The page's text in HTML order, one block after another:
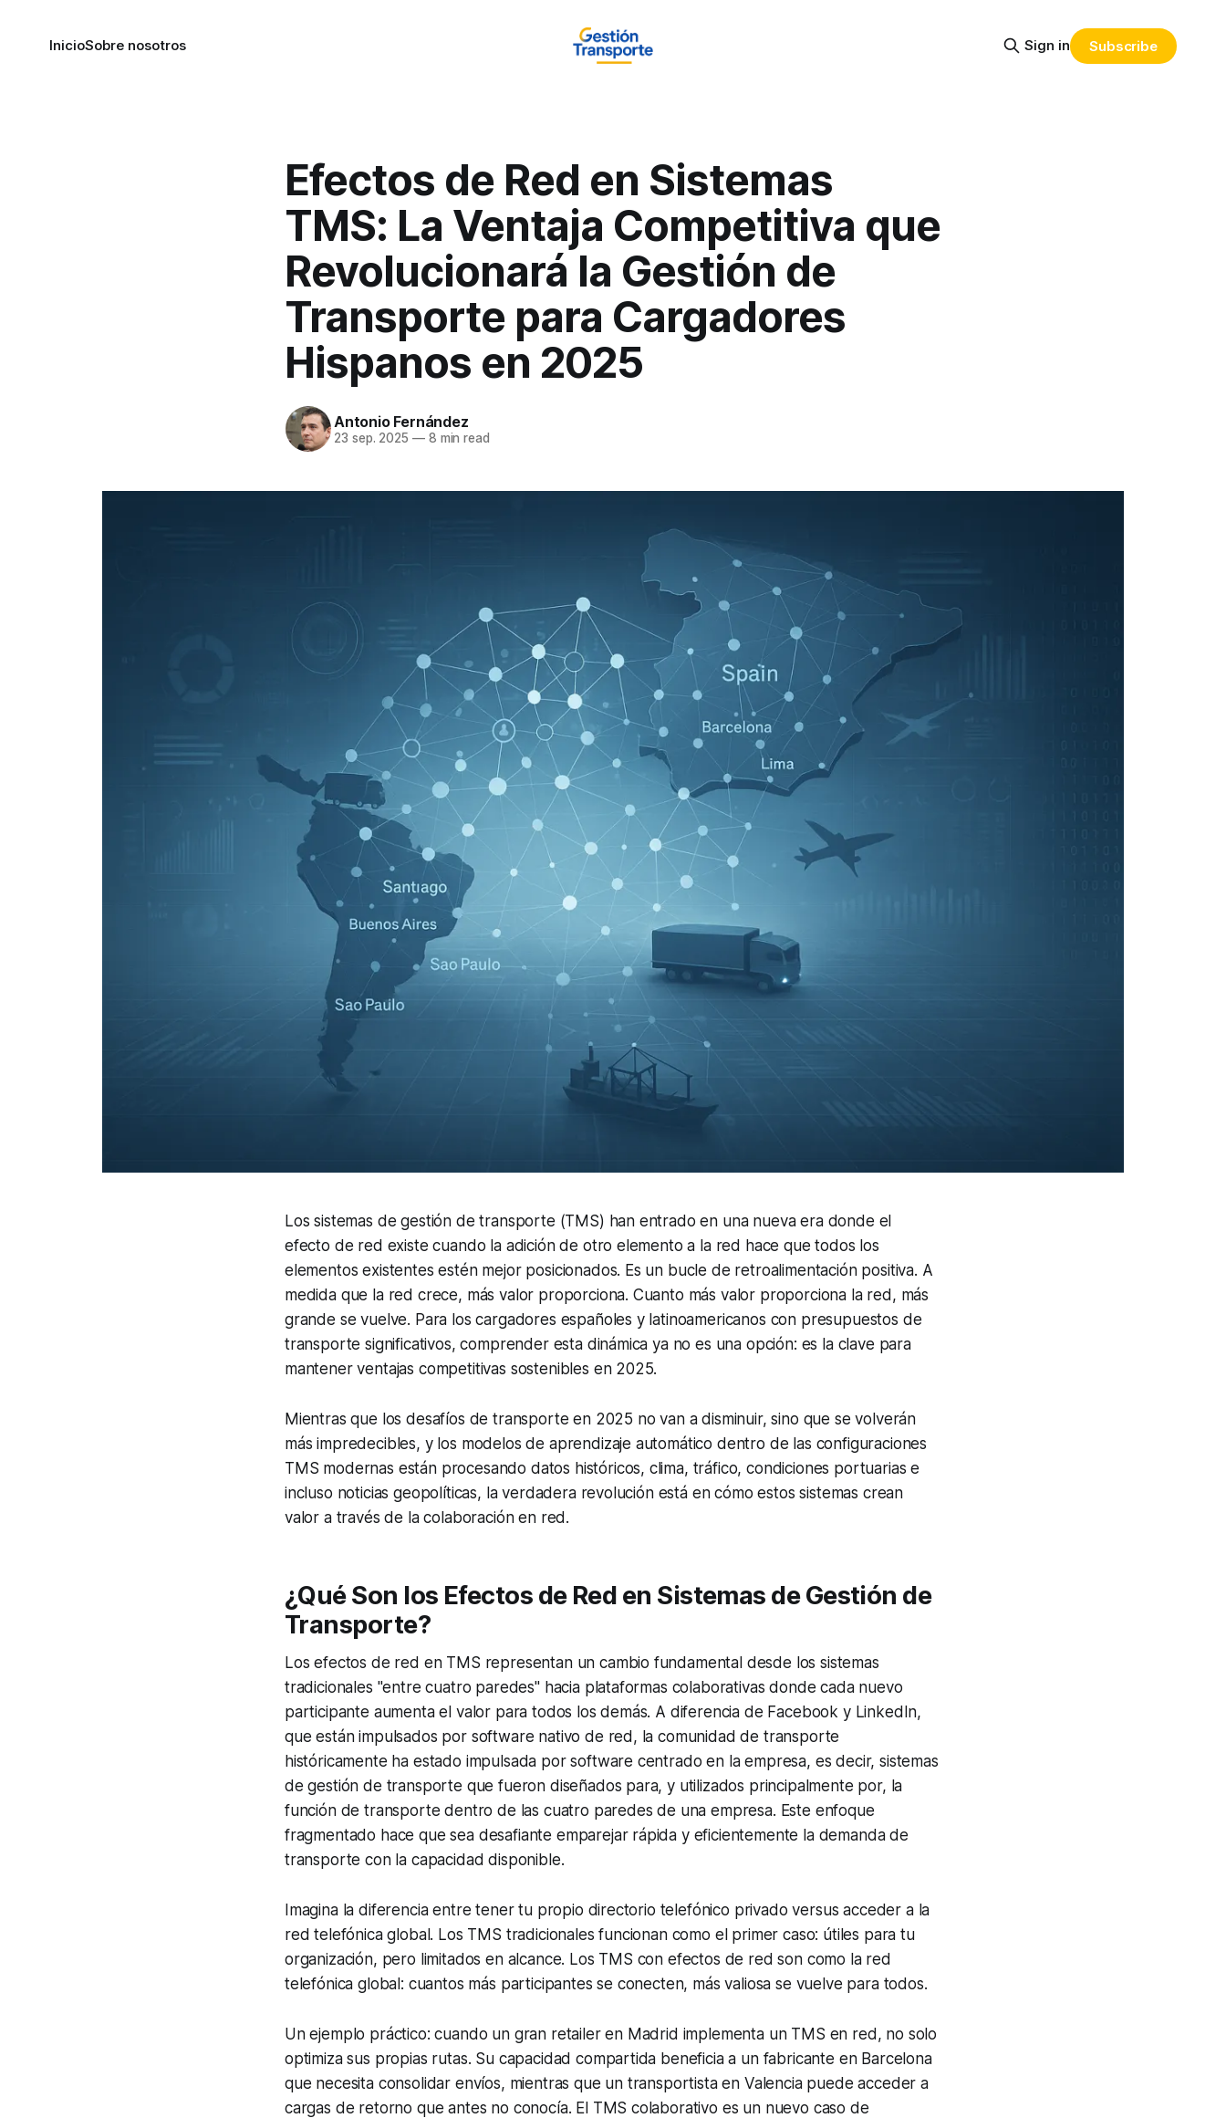
InicioSobre nosotros Sign in Subscribe
Efectos de Red en Sistemas
TMS: La Ventaja Competitiva que
Revolucionará la Gestión de
Transporte para Cargadores
Hispanos en 2025
Antonio Fernández
23 sep. 2025 —8 min read
Los sistemas de gestión de transporte (TMS) han entrado en una nueva era donde el
efecto de red existe cuando la adición de otro elemento a la red hace que todos los
elementos existentes estén mejor posicionados. Es un bucle de retroalimentación positiva. A
medida que la red crece, más valor proporciona. Cuanto más valor proporciona la red, más
grande se vuelve. Para los cargadores españoles y latinoamericanos con presupuestos de
transporte significativos, comprender esta dinámica ya no es una opción: es la clave para
mantener ventajas competitivas sostenibles en 2025.
Mientras que los desafíos de transporte en 2025 no van a disminuir, sino que se volverán
más impredecibles, y los modelos de aprendizaje automático dentro de las configuraciones
TMS modernas están procesando datos históricos, clima, tráfico, condiciones portuarias e
incluso noticias geopolíticas, la verdadera revolución está en cómo estos sistemas crean
valor a través de la colaboración en red.
¿Qué Son los Efectos de Red en Sistemas de Gestión de
Transporte?
Los efectos de red en TMS representan un cambio fundamental desde los sistemas
tradicionales "entre cuatro paredes" hacia plataformas colaborativas donde cada nuevo
participante aumenta el valor para todos los demás. A diferencia de Facebook y LinkedIn,
que están impulsados por software nativo de red, la comunidad de transporte
históricamente ha estado impulsada por software centrado en la empresa, es decir, sistemas
de gestión de transporte que fueron diseñados para, y utilizados principalmente por, la
función de transporte dentro de las cuatro paredes de una empresa. Este enfoque
fragmentado hace que sea desafiante emparejar rápida y eficientemente la demanda de
transporte con la capacidad disponible.
Imagina la diferencia entre tener tu propio directorio telefónico privado versus acceder a la
red telefónica global. Los TMS tradicionales funcionan como el primer caso: útiles para tu
organización, pero limitados en alcance. Los TMS con efectos de red son como la red
telefónica global: cuantos más participantes se conecten, más valiosa se vuelve para todos.
Un ejemplo práctico: cuando un gran retailer en Madrid implementa un TMS en red, no solo
optimiza sus propias rutas. Su capacidad compartida beneficia a un fabricante en Barcelona
que necesita consolidar envíos, mientras que un transportista en Valencia puede acceder a
cargas de retorno que antes no conocía. El TMS colaborativo es un nuevo caso de